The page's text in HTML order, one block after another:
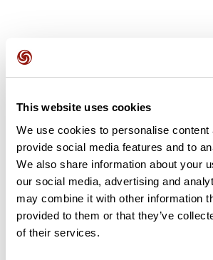
This website uses cookies
We use cookies to personalise content
provide social media features and to
We also share information about your
our social media, advertising and
may combine it with other information
provided to them or that they’ve
of their services.
Recensioni degli utenti
Questo percorso non contiene ancora
L'hai già effettuato? Sii il primo a inviare
Aggiungi una